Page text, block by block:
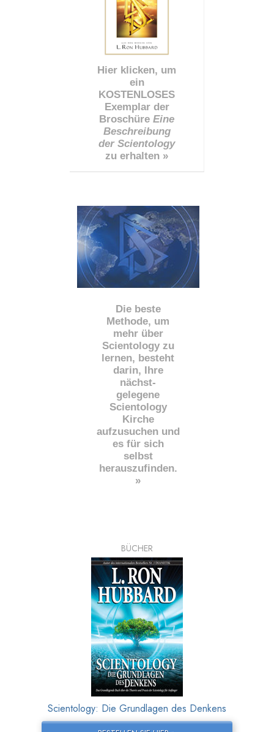
Hier klicken, um
ein
KOSTENLOSES
Exemplar der
Broschüre Eine
Beschreibung
der Scientology
zu erhalten »
Die beste
Methode, um
mehr über
Scientology zu
lernen, besteht
darin, Ihre
nächst-
gelegene
Scientology
Kirche
aufzusuchen und
es für sich
selbst
herauszufinden.
»
BÜCHER
Scientology: Die Grundlagen des Denkens